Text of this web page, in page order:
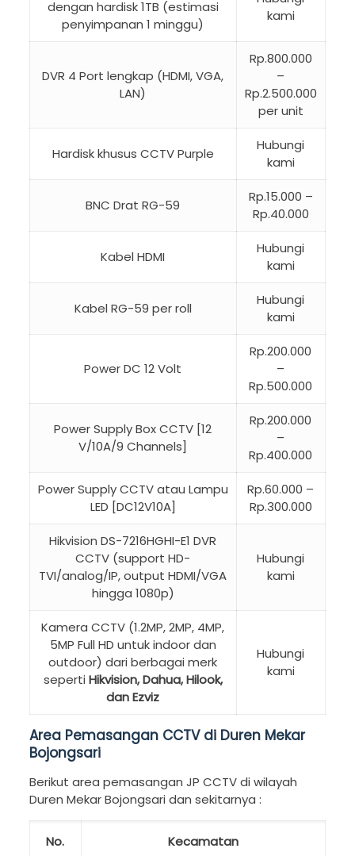
dengan hardisk 1TB (estimasi
penyimpanan 1 minggu)
kami
DVR 4 Port lengkap (HDMI, VGA,
LAN)
Rp.800.000
–
Rp.2.500.000
per unit
Hardisk khusus CCTV Purple
Hubungi
kami
BNC Drat RG-59
Rp.15.000 –
Rp.40.000
Kabel HDMI
Hubungi
kami
Kabel RG-59 per roll
Hubungi
kami
Power DC 12 Volt
Rp.200.000
–
Rp.500.000
Power Supply Box CCTV [12
V/10A/9 Channels]
Rp.200.000
–
Rp.400.000
Power Supply CCTV atau Lampu
LED [DC12V10A]
Rp.60.000 –
Rp.300.000
Hikvision DS-7216HGHI-E1 DVR
CCTV (support HD-
TVI/analog/IP, output HDMI/VGA
hingga 1080p)
Hubungi
kami
Kamera CCTV (1.2MP, 2MP, 4MP,
5MP Full HD untuk indoor dan
outdoor) dari berbagai merk
seperti Hikvision, Dahua, Hilook,
dan Ezviz
Hubungi
kami
Area Pemasangan CCTV di Duren Mekar
Bojongsari
Berikut area pemasangan JP CCTV di wilayah
Duren Mekar Bojongsari dan sekitarnya :
No. Kecamatan